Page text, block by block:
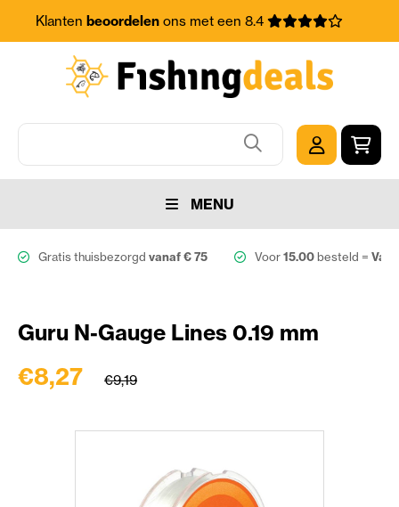
Klanten beoordelenons met een 8.4
MENU
Gratis thuisbezorgd vanaf € 75 Voor15.00besteld =
Guru N-Gauge Lines 0.19 mm
€8,27 €9,19